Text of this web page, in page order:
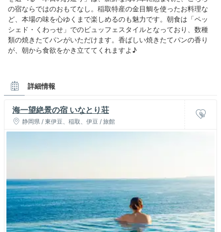
の宿ならではのおもてなし。稲取特産の金目鯛を使ったお料理な
ど、本場の味を心ゆくまで楽しめるのも魅力です。朝食は「ペッ
シェド・くわっせ」でのビュッフェスタイルとなっており、数種
類の焼きたてパンがいただけます。香ばしい焼きたてパンの香り
が、朝から食欲をかき立ててくれますよ♪
詳細情報
海一望絶景の宿 いなとり荘
静岡県 / 東伊豆、稲取、伊豆 / 旅館